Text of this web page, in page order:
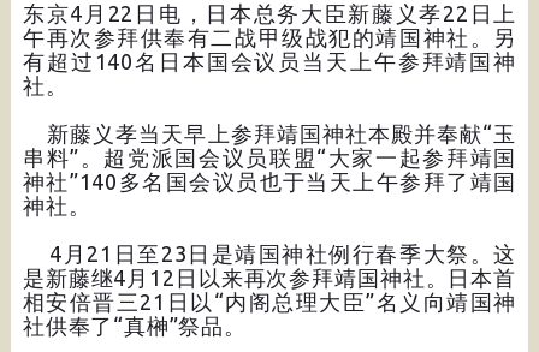
东京4月22日电，日本总务大臣新藤义孝22日上
午再次参拜供奉有二战甲级战犯的靖国神社。另
有超过140名日本国会议员当天上午参拜靖国神
社。
新藤义孝当天早上参拜靖国神社本殿并奉献“玉
串料”。超党派国会议员联盟“大家一起参拜靖国
神社”140多名国会议员也于当天上午参拜了靖国
神社。
4月21日至23日是靖国神社例行春季大祭。这
是新藤继4月12日以来再次参拜靖国神社。日本首
相安倍晋三21日以“内阁总理大臣”名义向靖国神
社供奉了“真榊”祭品。